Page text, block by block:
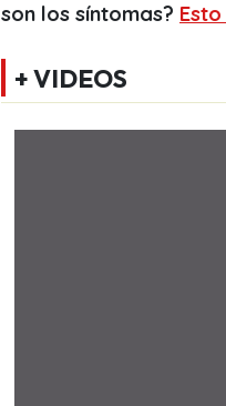
son los síntomas?
+ VIDEOS